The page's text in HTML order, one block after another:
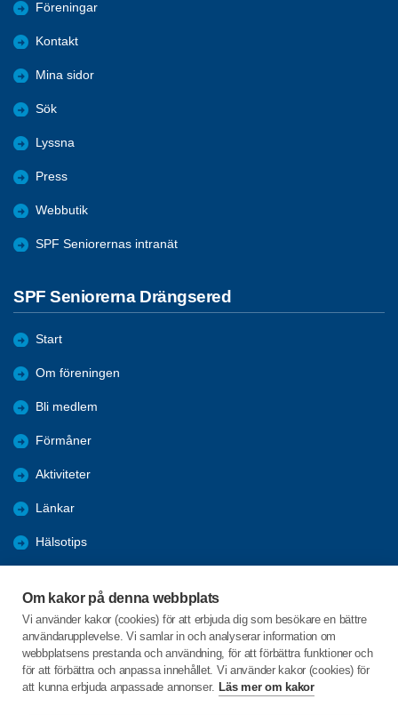
Om kakor på denna webbplats
Vi använder kakor (cookies) för att erbjuda dig som besökare en bättre
användarupplevelse. Vi samlar in och analyserar information om
webbplatsens prestanda och användning, för att förbättra funktioner och
för att förbättra och anpassa innehållet. Vi använder kakor (cookies) för
att kunna erbjuda anpassade annonser. Läs mer om kakor
Föreningar
Kontakt
Mina sidor
Sök
Lyssna
Press
Webbutik
SPF Seniorernas intranät
SPF Seniorerna Drängsered
Start
Om föreningen
Bli medlem
Förmåner
Aktiviteter
Länkar
Hälsotips
Säkerhet på nätet
C/o:Lars-Erik Karlsson